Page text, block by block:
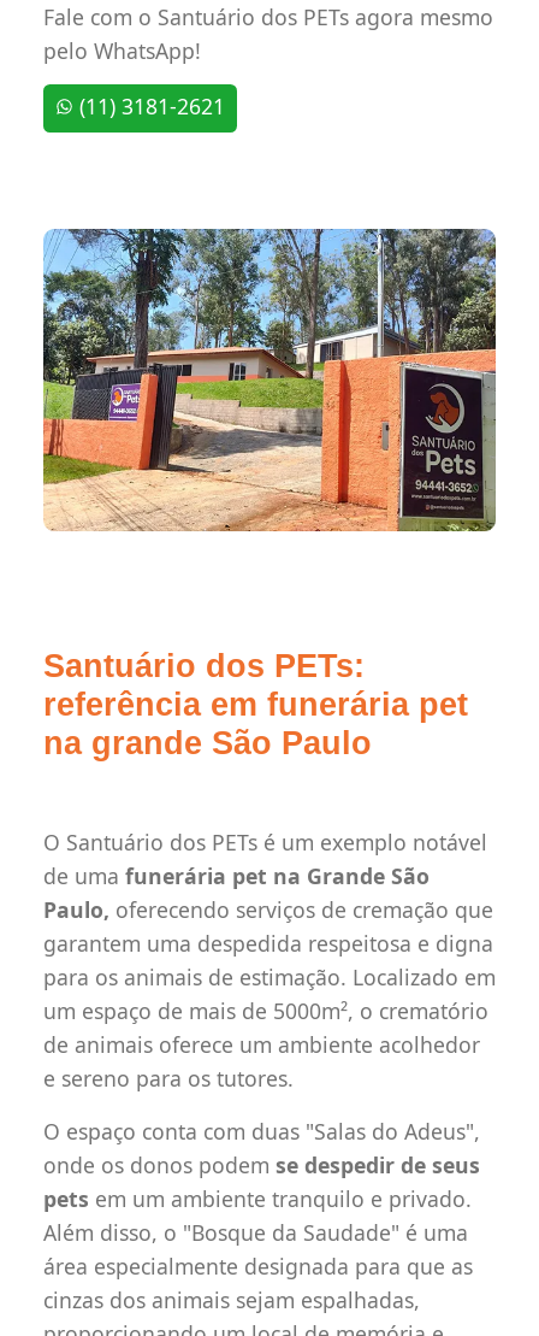
Fale com o Santuário dos PETs agora mesmo
pelo WhatsApp!
(11) 3181-2621
Santuário dos PETs:
referência em funerária pet
na grande São Paulo
O Santuário dos PETs é um exemplo notável
de uma funerária pet na Grande São
Paulo, oferecendo serviços de cremação que
garantem uma despedida respeitosa e digna
para os animais de estimação. Localizado em
um espaço de mais de 5000m², o crematório
de animais oferece um ambiente acolhedor
e sereno para os tutores.
O espaço conta com duas "Salas do Adeus",
onde os donos podem se despedir de seus
pets em um ambiente tranquilo e privado.
Além disso, o "Bosque da Saudade" é uma
área especialmente designada para que as
cinzas dos animais sejam espalhadas,